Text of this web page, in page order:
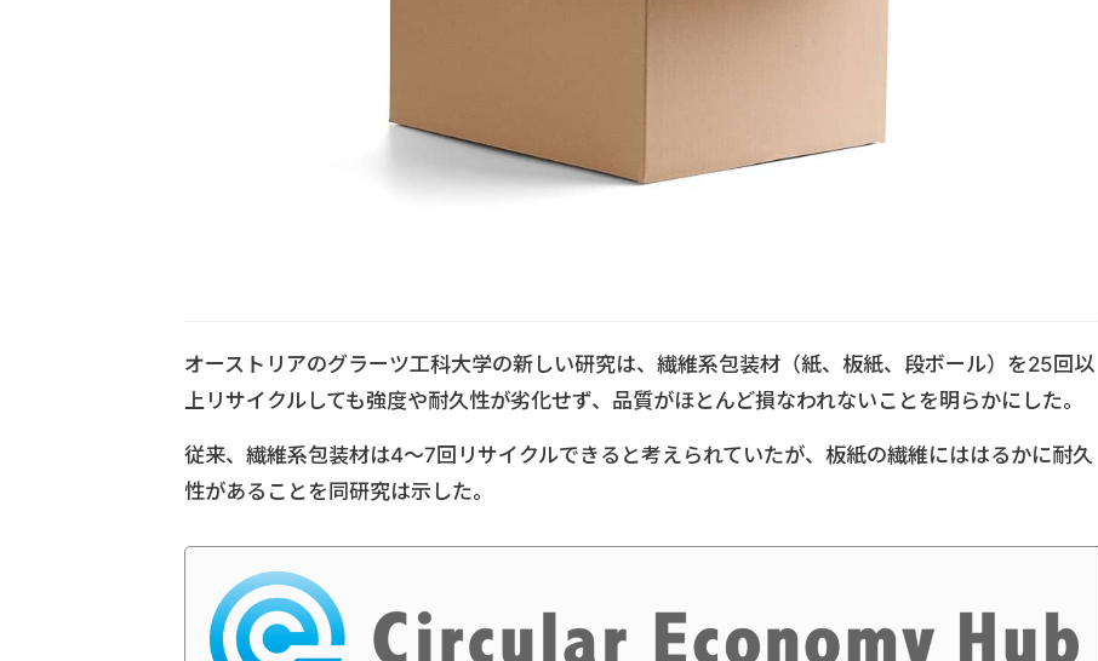
オーストリアのグラーツ工科大学の新しい研究は、繊維系包装材（紙、板紙、段ボール）を25回以
上リサイクルしても強度や耐久性が劣化せず、品質がほとんど損なわれないことを明らかにした。
従来、繊維系包装材は4～7回リサイクルできると考えられていたが、板紙の繊維にははるかに耐久
性があることを同研究は示した。